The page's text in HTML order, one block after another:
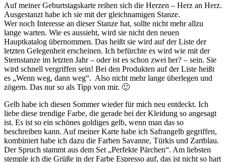
Auf meiner Geburtstagskarte reihen sich die Herzen – Herz an Herz.
Ausgestanzt habe ich sie mit der gleichnamigen Stanze.
Wer noch Interesse an dieser Stanze hat, sollte nicht mehr allzu
lange warten. Wie es aussieht, wird sie nicht den neuen
Hauptkatalog übernommen. Das heißt sie wird auf der Liste der
letzten Gelegenheit erscheinen. Ich befürchte es wird wie mit der
Sternstanze im letzten Jahr – oder ist es schon zwei her? – sein. Sie
wird schnell vergriffen sein! Bei den Produkten auf der Liste heißt
es „Wenn weg, dann weg“. Also nicht mehr lange überlegen und
zögern. Das nur so als Tipp von mir. 🙂
Gelb habe ich diesen Sommer wieder für mich neu entdeckt. Ich
liebe diese trendige Farbe, die gerade bei der Kleidung so angesagt
ist. Es ist so ein schönes goldiges gelb, wenn man das so
beschreiben kann. Auf meiner Karte habe ich Safrangelb gegriffen,
kombiniert habe ich dazu die Farben Savanne, Türkis und Zartblau.
Der Spruch stammt aus dem Set „Perfekte Pärchen“. Am liebsten
stemple ich die Grüße in der Farbe Espresso auf, das ist nicht so hart